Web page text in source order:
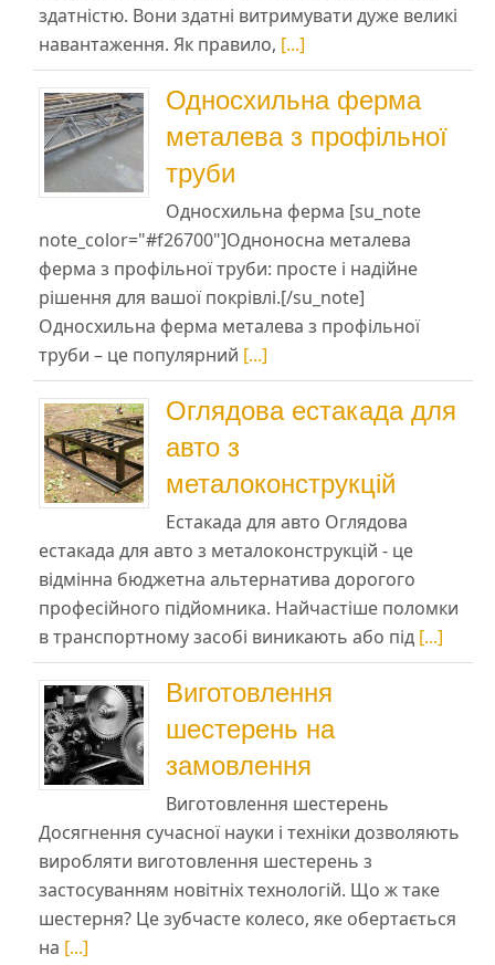
здатністю. Вони здатні витримувати дуже великі
навантаження. Як правило, [...]
Односхильна ферма
металева з профільної
труби
Односхильна ферма [su_note
note_color="#f26700"]Одноносна металева
ферма з профільної труби: просте і надійне
рішення для вашої покрівлі.[/su_note]
Односхильна ферма металева з профільної
труби – це популярний [...]
Оглядова естакада для
авто з
металоконструкцій
Естакада для авто Оглядова
естакада для авто з металоконструкцій - це
відмінна бюджетна альтернатива дорогого
професійного підйомника. Найчастіше поломки
в транспортному засобі виникають або під [...]
Виготовлення
шестерень на
замовлення
Виготовлення шестерень
Досягнення сучасної науки і техніки дозволяють
виробляти виготовлення шестерень з
застосуванням новітніх технологій. Що ж таке
шестерня? Це зубчасте колесо, яке обертається
на [...]